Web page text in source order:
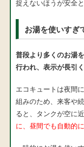
捉えないほうが安全と
お湯を使いすぎ
普段より多くのお湯
行われ、表示が長引
エコキュートは夜間
組みのため、来客や
ると、タンクが空に
に、昼間でも自動的